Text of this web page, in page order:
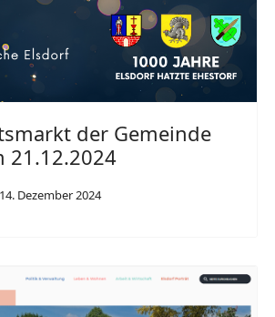
der Gemeinde
21.12.2024
14. Dezember 2024